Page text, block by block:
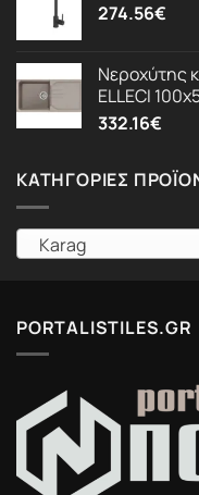
274.56€
Νεροχύτης
ELLECI
332.16€
ΚΑΤΗΓΟΡΊΕΣ
Karag
PORTALISTILES.GR